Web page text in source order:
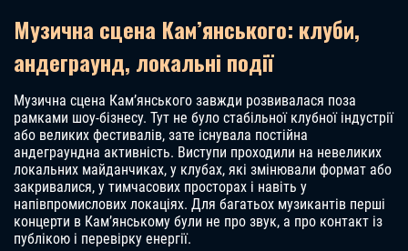
Музична сцена Кам’янського: клуби,
андеграунд, локальні події
Музична сцена Кам’янського завжди розвивалася поза
рамками шоу-бізнесу. Тут не було стабільної клубної індустрії
або великих фестивалів, зате існувала постійна
андеграундна активність. Виступи проходили на невеликих
локальних майданчиках, у клубах, які змінювали формат або
закривалися, у тимчасових просторах і навіть у
напівпромислових локаціях. Для багатьох музикантів перші
концерти в Кам’янському були не про звук, а про контакт із
публікою і перевірку енергії.